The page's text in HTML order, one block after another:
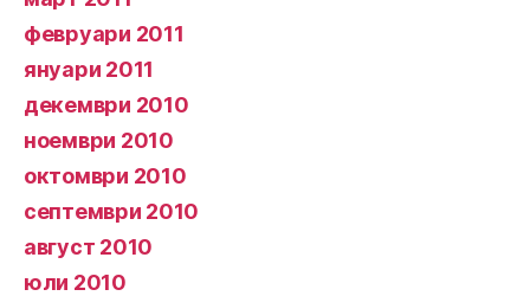
февруари 2011
януари 2011
декември 2010
ноември 2010
октомври 2010
септември 2010
август 2010
юли 2010